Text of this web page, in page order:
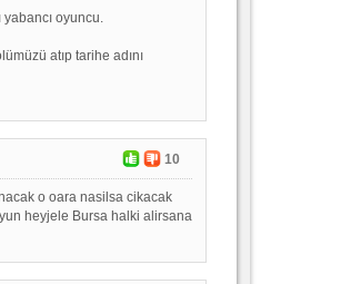
oyuncu.
atıp tarihe adını
10
o oara nasilsa cikacak
heyjele Bursa halki alirsana